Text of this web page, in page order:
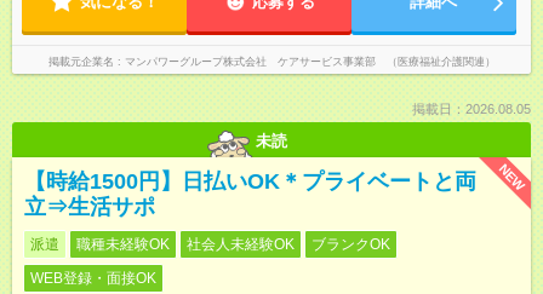
掲載元企業名 マンパワーグループ株式会社 ケアサービス事業部 （医療福祉介護関連）
掲載日：2026.08.05
未読
NEW
【時給1500円】日払いOK＊プライベートと両
立⇒生活サポ
派遣 職種未経験OK 社会人未経験OK
ブランクOK
WEB登録・面接OK